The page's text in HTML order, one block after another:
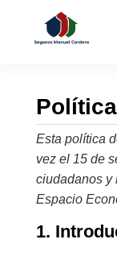
Esta política
vez el 15 de
ciudadanos y
Espacio
1.